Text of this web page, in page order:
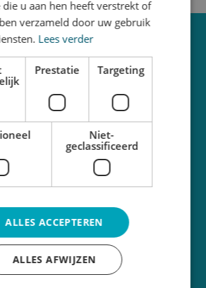
u aan hen heeft verstrekt of
verzameld door uw gebruik
Lees verder
Prestatie Targeting
Niet-
geclassificeerd
ALLES ACCEPTEREN
ALLES AFWIJZEN